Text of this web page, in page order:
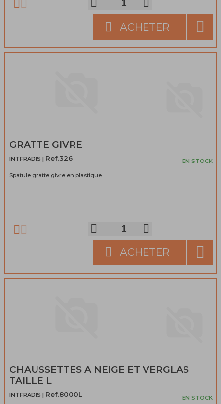
ACHETER
GRATTE GIVRE
INTFRADIS | Ref.326 EN STOCK
Spatule gratte givre en plastique.
ACHETER
CHAUSSETTES A NEIGE ET VERGLAS
TAILLE L
INTFRADIS | Ref.8000L EN STOCK